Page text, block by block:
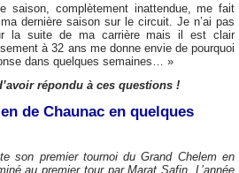
saison, complètement inattendue, me fait
dernière saison sur le circuit. Je n’ai pas
la suite de ma carrière mais il est clair
à 32 ans me donne envie de pourquoi
dans quelques semaines… »
répondu à ces questions !
de Chaunac en quelques
son premier tournoi du Grand Chelem en
au premier tour par Marat Safin. L’année